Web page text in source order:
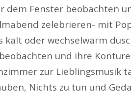
dem Fenster beobachten
zelebrieren- mit
kalt oder wechselwarm
und ihre
zur Lieblingsmusik
Nichts zu tun und